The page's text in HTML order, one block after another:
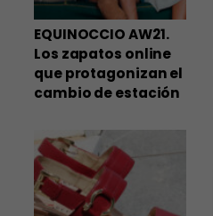
EQUINOCCIO AW21.
Los zapatos online
que protagonizan el
cambio de estación